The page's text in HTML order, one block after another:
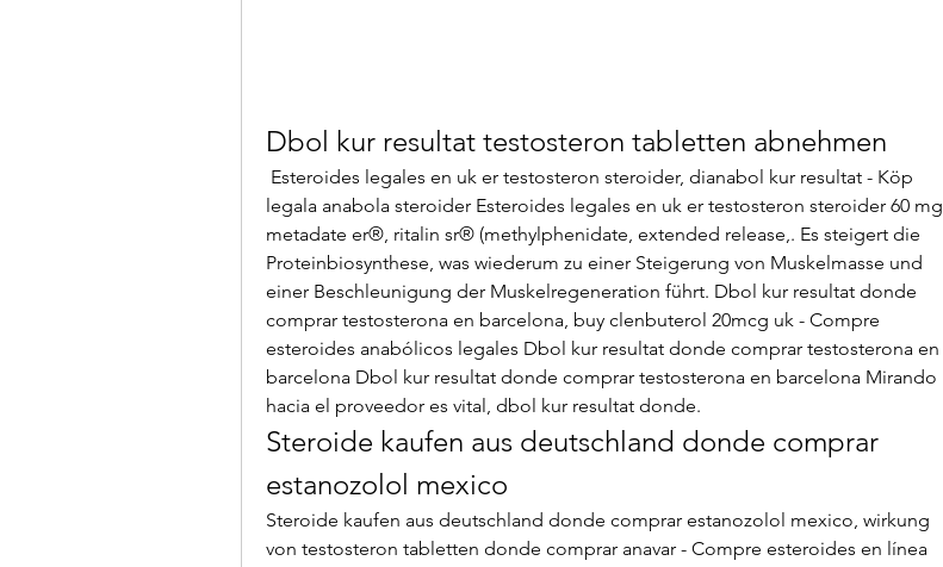
Dbol kur resultat testosteron tabletten abnehmen
legala anabola steroider Esteroides legales en uk er testosteron steroider 60 mg
metadate er®, ritalin sr® (methylphenidate, extended release,. Es steigert die
Proteinbiosynthese, was wiederum zu einer Steigerung von Muskelmasse und
einer Beschleunigung der Muskelregeneration führt. Dbol kur resultat donde
comprar testosterona en barcelona, buy clenbuterol 20mcg uk - Compre
esteroides anabólicos legales Dbol kur resultat donde comprar testosterona en
barcelona Dbol kur resultat donde comprar testosterona en barcelona Mirando
hacia el proveedor es vital, dbol kur resultat donde.
Steroide kaufen aus deutschland donde comprar
estanozolol mexico
Steroide kaufen aus deutschland donde comprar estanozolol mexico, wirkung
von testosteron tabletten donde comprar anavar - Compre esteroides en línea